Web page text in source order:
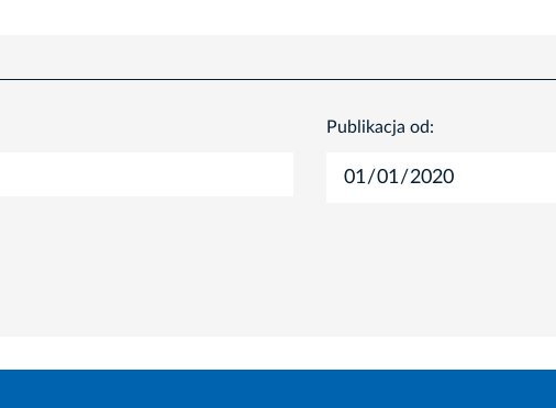
Publikacja od: